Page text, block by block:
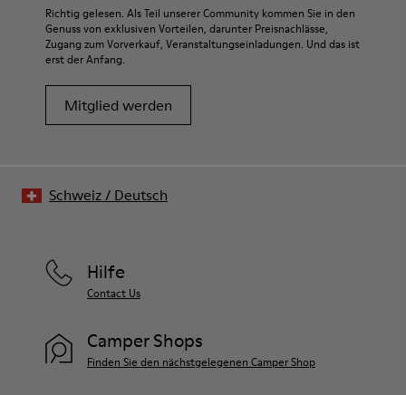
Richtig gelesen. Als Teil unserer Community kommen Sie in den
Genuss von exklusiven Vorteilen, darunter Preisnachlässe,
Zugang zum Vorverkauf, Veranstaltungseinladungen. Und das ist
erst der Anfang.
Mitglied werden
Hilfe
Contact Us
Camper Shops
Finden Sie den nächstgelegenen Camper Shop
Schweiz/ Deutsch